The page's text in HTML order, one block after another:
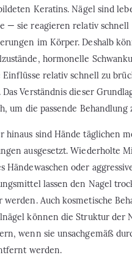
Keratins. Nägel sind
— sie reagieren relativ schnell
im Körper. Deshalb
hormonelle
Einflüsse relativ schnell zu
Verständnis dieser
um die passende Behandlung
hinaus sind Hände täglichen
ausgesetzt. Wiederholte
Händewaschen oder
lassen den Nagel
werden. Auch kosmetische
können die Struktur der
wenn sie unsachgemäß
werden.